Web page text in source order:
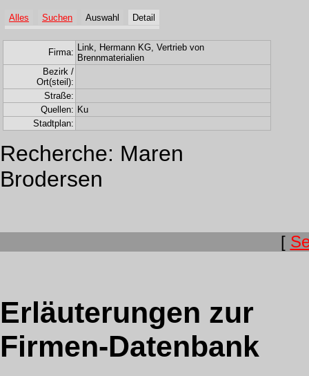
Alles Suchen Auswahl Detail
Firma:
Link, Hermann KG, Vertrieb von
Brennmaterialien
Bezirk /
Ort(steil):
Straße:
Quellen: Ku
Stadtplan:
Recherche: Maren
Brodersen
[
Erläuterungen zur
Firmen-Datenbank